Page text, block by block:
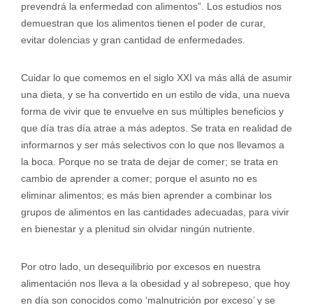
prevendrá la enfermedad con alimentos”. Los estudios nos
demuestran que los alimentos tienen el poder de curar,
evitar dolencias y gran cantidad de enfermedades.
Cuidar lo que comemos en el siglo XXI va más allá de asumir
una dieta, y se ha convertido en un estilo de vida, una nueva
forma de vivir que te envuelve en sus múltiples beneficios y
que día tras día atrae a más adeptos. Se trata en realidad de
informarnos y ser más selectivos con lo que nos llevamos a
la boca. Porque no se trata de dejar de comer; se trata en
cambio de aprender a comer; porque el asunto no es
eliminar alimentos; es más bien aprender a combinar los
grupos de alimentos en las cantidades adecuadas, para vivir
en bienestar y a plenitud sin olvidar ningún nutriente.
Por otro lado, un desequilibrio por excesos en nuestra
alimentación nos lleva a la obesidad y al sobrepeso, que hoy
en día son conocidos como ‘malnutrición por exceso’ y se